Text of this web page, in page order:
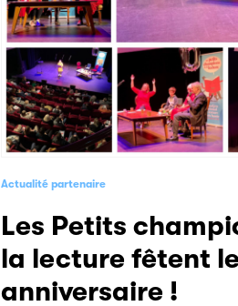
Actualité partenaire
Les Petits champions de
la lecture fêtent
anniversaire !